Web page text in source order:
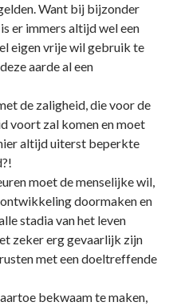
Want bij bijzonder
er immers altijd wel een
eigen vrije wil gebruik te
aarde al een
de zaligheid, die voor de
voort zal komen en moet
altijd uiterst beperkte
moet de menselijke wil,
doormaken en
stadia van het leven
zeker erg gevaarlijk zijn
met een doeltreffende
bekwaam te maken,